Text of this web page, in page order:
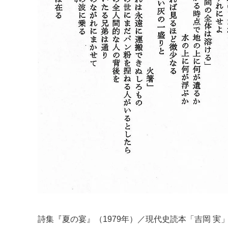
詩集『夏の宴』（1979年）／現代史読本「吉岡 実